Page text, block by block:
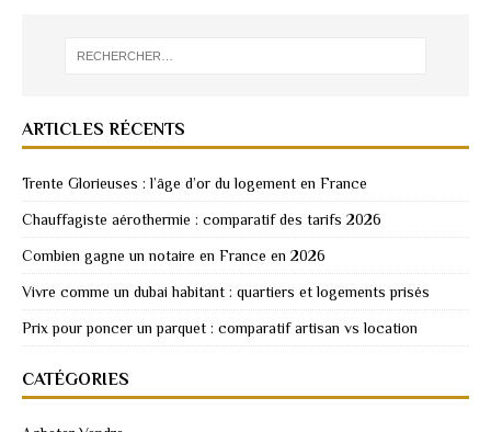
ARTICLES RÉCENTS
Trente Glorieuses : l’âge d’or du logement en France
Chauffagiste aérothermie : comparatif des tarifs 2026
Combien gagne un notaire en France en 2026
Vivre comme un dubai habitant : quartiers et logements prisés
Prix pour poncer un parquet : comparatif artisan vs location
CATÉGORIES